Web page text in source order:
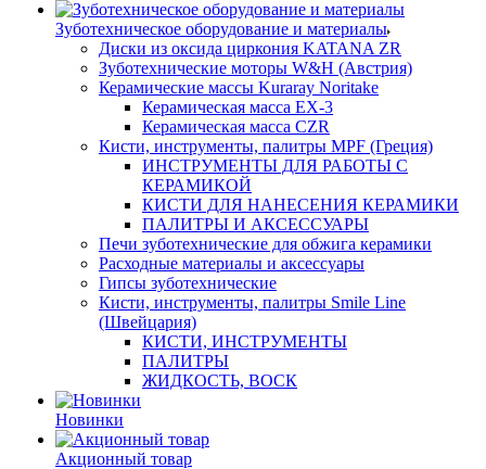
Зуботехническое оборудование и материалы
Диски из оксида циркония KATANA ZR
Зуботехнические моторы W&H (Австрия)
Керамические массы Kuraray Noritake
Керамическая масса EX-3
Керамическая масса CZR
Кисти, инструменты, палитры MPF (Греция)
ИНСТРУМЕНТЫ ДЛЯ РАБОТЫ С
КЕРАМИКОЙ
КИСТИ ДЛЯ НАНЕСЕНИЯ КЕРАМИКИ
ПАЛИТРЫ И АКСЕССУАРЫ
Печи зуботехнические для обжига керамики
Расходные материалы и аксессуары
Гипсы зуботехнические
Кисти, инструменты, палитры Smile Line
(Швейцария)
КИСТИ, ИНСТРУМЕНТЫ
ПАЛИТРЫ
ЖИДКОСТЬ, ВОСК
Новинки
Акционный товар